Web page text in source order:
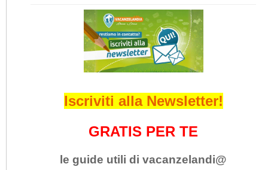
Iscriviti alla Newsletter!
GRATIS PER TE
le guide utili di vacanzelandi@